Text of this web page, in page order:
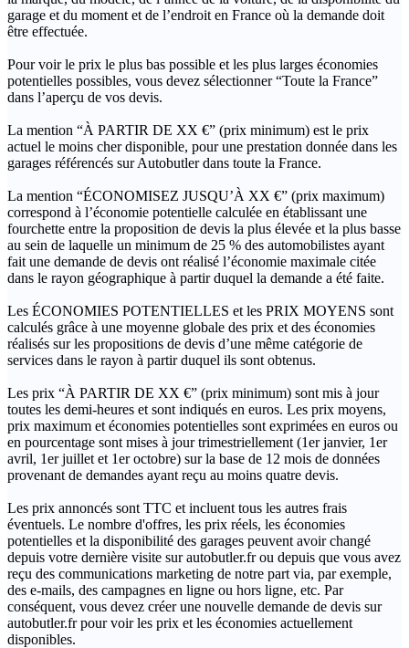
garage et du moment et de l’endroit en France où la demande doit
être effectuée.
Pour voir le prix le plus bas possible et les plus larges économies
potentielles possibles, vous devez sélectionner “Toute la France”
dans l’aperçu de vos devis.
La mention “À PARTIR DE XX €” (prix minimum) est le prix
actuel le moins cher disponible, pour une prestation donnée dans les
garages référencés sur Autobutler dans toute la France.
La mention “ÉCONOMISEZ JUSQU’À XX €” (prix maximum)
correspond à l’économie potentielle calculée en établissant une
fourchette entre la proposition de devis la plus élevée et la plus basse
au sein de laquelle un minimum de 25 % des automobilistes ayant
fait une demande de devis ont réalisé l’économie maximale citée
dans le rayon géographique à partir duquel la demande a été faite.
Les ÉCONOMIES POTENTIELLES et les PRIX MOYENS sont
calculés grâce à une moyenne globale des prix et des économies
réalisés sur les propositions de devis d’une même catégorie de
services dans le rayon à partir duquel ils sont obtenus.
Les prix “À PARTIR DE XX €” (prix minimum) sont mis à jour
toutes les demi-heures et sont indiqués en euros. Les prix moyens,
prix maximum et économies potentielles sont exprimées en euros ou
en pourcentage sont mises à jour trimestriellement (1er janvier, 1er
avril, 1er juillet et 1er octobre) sur la base de 12 mois de données
provenant de demandes ayant reçu au moins quatre devis.
Les prix annoncés sont TTC et incluent tous les autres frais
éventuels. Le nombre d'offres, les prix réels, les économies
potentielles et la disponibilité des garages peuvent avoir changé
depuis votre dernière visite sur autobutler.fr ou depuis que vous avez
reçu des communications marketing de notre part via, par exemple,
des e-mails, des campagnes en ligne ou hors ligne, etc. Par
conséquent, vous devez créer une nouvelle demande de devis sur
autobutler.fr pour voir les prix et les économies actuellement
disponibles.